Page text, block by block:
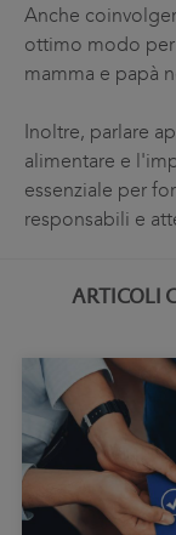
Anche
ottimo modo
mamma e papà
Inoltre, parlare
alimentare e
essenziale per
responsabili e
ARTICOLI